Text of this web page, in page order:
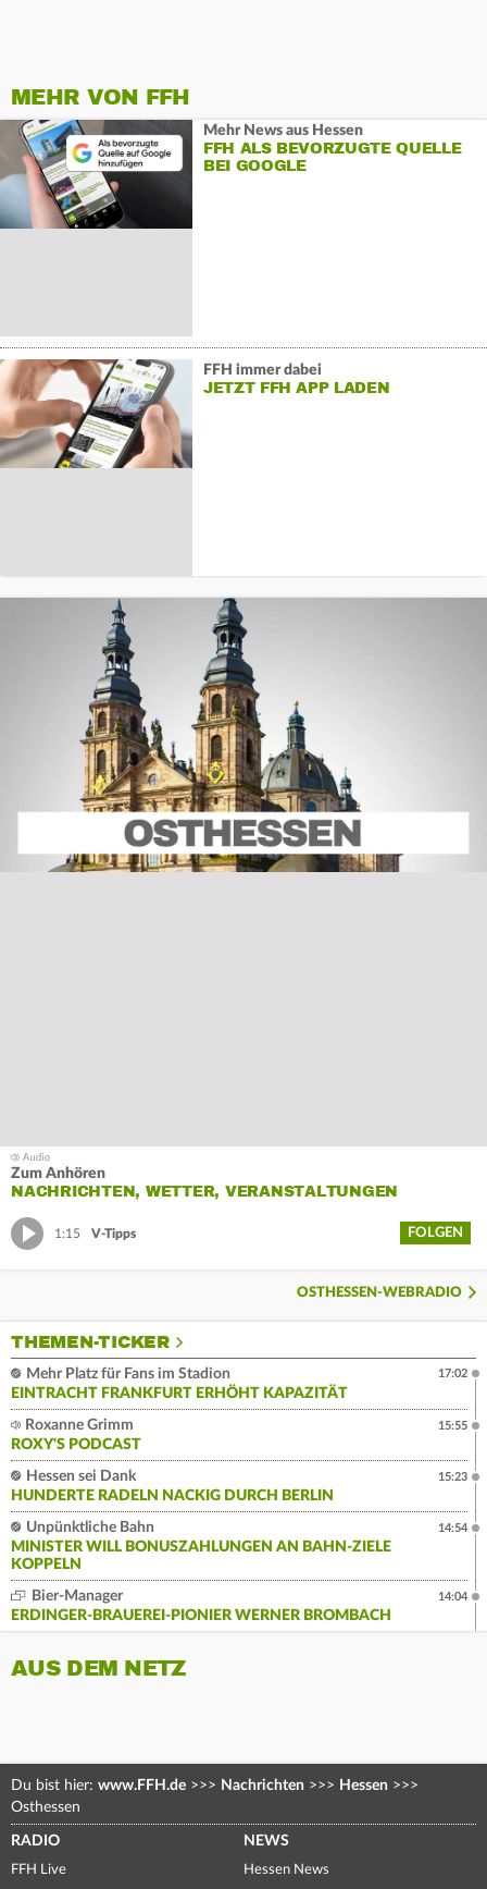
MEHR VON FFH
Mehr News aus Hessen
FFH ALS BEVORZUGTE QUELLE
BEI GOOGLE
FFH immer dabei
JETZT FFH APP LADEN
Zum Anhören
NACHRICHTEN, WETTER, VERANSTALTUNGEN
1:15 V-Tipps FOLGEN
OSTHESSEN-WEBRADIO
THEMEN-TICKER
Mehr Platz für Fans im Stadion
EINTRACHT FRANKFURT ERHÖHT KAPAZITÄT
17:02
Roxanne Grimm
ROXY'S PODCAST
15:55
Hessen sei Dank
HUNDERTE RADELN NACKIG DURCH BERLIN
15:23
Unpünktliche Bahn
MINISTER WILL BONUSZAHLUNGEN AN BAHN-ZIELE
KOPPELN
14:54
Bier-Manager
ERDINGER-BRAUEREI-PIONIER WERNER BROMBACH
14:04
AUS DEM NETZ
Du bist hier: www.FFH.de >>> Nachrichten >>> Hessen >>>
Osthessen
RADIO
FFH Live
NEWS
Hessen News